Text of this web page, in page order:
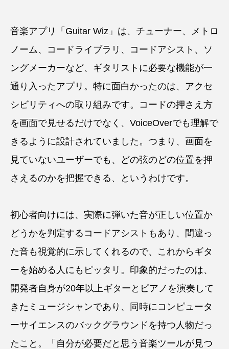
音楽アプリ「Guitar Wiz」は、チューナー、メトロ
ノーム、コードライブラリ、コードアシスト、ソ
ングメーカーなど、ギタリストに必要な機能が一
通り入ったアプリ。特に面白かったのは、アクセ
シビリティへの取り組みです。コードの押さえ方
を画面で見せるだけでなく、VoiceOverでも理解で
きるように設計されていました。つまり、画面を
見ていないユーザーでも、どの弦のどの位置を押
さえるのかを把握できる、というわけです。
初心者向けには、実際に弾いた音が正しい位置か
どうかを判定するコードアシストもあり、間違っ
た音も視覚的に示してくれるので、これからギタ
ーを始める人にもピッタリ。印象的だったのは、
開発者自身が20年以上ギターとピアノを演奏して
きたミュージシャンであり、同時にコンピュータ
ーサイエンスのバックグラウンドを持つ人物だっ
たこと。「自分が必要だと思う音楽ツールが見つ